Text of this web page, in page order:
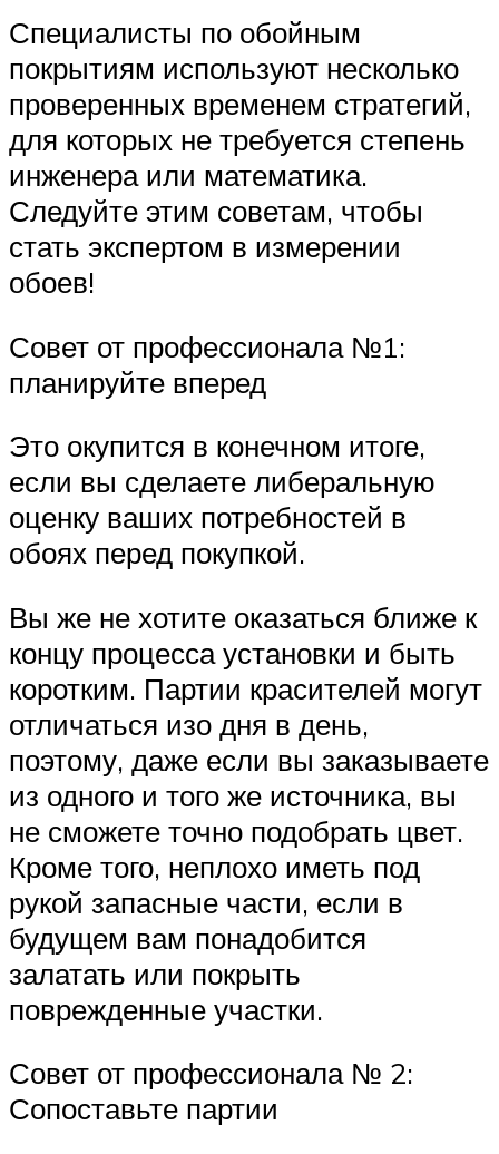
Специалисты по обойным
покрытиям используют несколько
проверенных временем стратегий,
для которых не требуется степень
инженера или математика.
Следуйте этим советам, чтобы
стать экспертом в измерении
обоев!
Совет от профессионала №1:
планируйте вперед
Это окупится в конечном итоге,
если вы сделаете либеральную
оценку ваших потребностей в
обоях перед покупкой.
Вы же не хотите оказаться ближе к
концу процесса установки и быть
коротким. Партии красителей могут
отличаться изо дня в день,
поэтому, даже если вы заказываете
из одного и того же источника, вы
не сможете точно подобрать цвет.
Кроме того, неплохо иметь под
рукой запасные части, если в
будущем вам понадобится
залатать или покрыть
поврежденные участки.
Совет от профессионала № 2:
Сопоставьте партии